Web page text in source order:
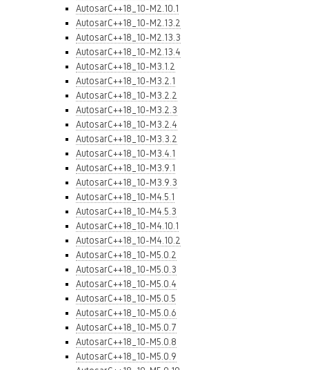
AutosarC++18_10-M2.10.1
AutosarC++18_10-M2.13.2
AutosarC++18_10-M2.13.3
AutosarC++18_10-M2.13.4
AutosarC++18_10-M3.1.2
AutosarC++18_10-M3.2.1
AutosarC++18_10-M3.2.2
AutosarC++18_10-M3.2.3
AutosarC++18_10-M3.2.4
AutosarC++18_10-M3.3.2
AutosarC++18_10-M3.4.1
AutosarC++18_10-M3.9.1
AutosarC++18_10-M3.9.3
AutosarC++18_10-M4.5.1
AutosarC++18_10-M4.5.3
AutosarC++18_10-M4.10.1
AutosarC++18_10-M4.10.2
AutosarC++18_10-M5.0.2
AutosarC++18_10-M5.0.3
AutosarC++18_10-M5.0.4
AutosarC++18_10-M5.0.5
AutosarC++18_10-M5.0.6
AutosarC++18_10-M5.0.7
AutosarC++18_10-M5.0.8
AutosarC++18_10-M5.0.9